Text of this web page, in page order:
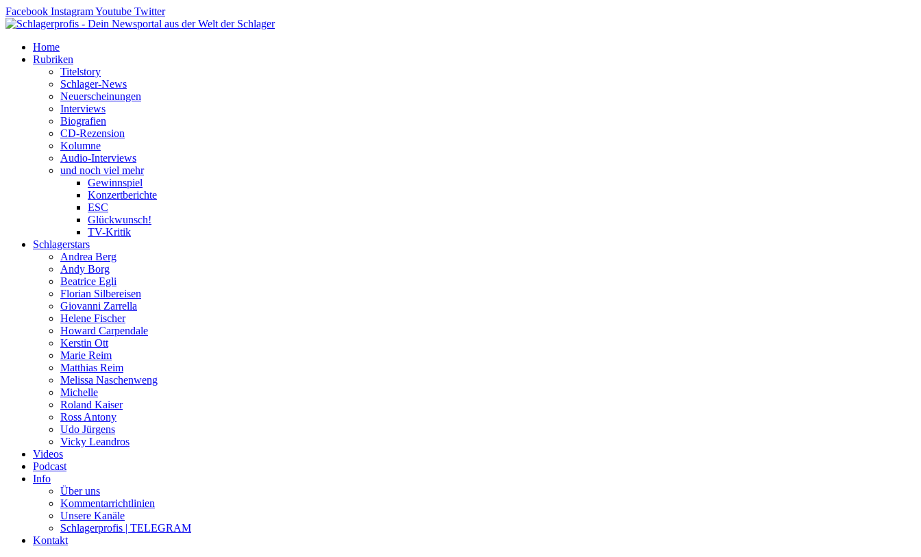
Zum
Inhalt
Facebook InstagramYoutube Twitter
Home
Rubriken
Titelstory
Schlager-News
Neuerscheinungen
Interviews
Biografien
CD-Rezension
Kolumne
Audio-Interviews
und noch viel mehr
Gewinnspiel
Konzertberichte
ESC
Glückwunsch!
TV-Kritik
Schlagerstars
Andrea Berg
Andy Borg
Beatrice Egli
Florian Silbereisen
Giovanni Zarrella
Helene Fischer
Howard Carpendale
Kerstin Ott
Marie Reim
Matthias Reim
Melissa Naschenweng
Michelle
Roland Kaiser
Ross Antony
Udo Jürgens
Vicky Leandros
Videos
Podcast
Info
Über uns
Kommentarrichtlinien
Unsere Kanäle
Schlagerprofis | TELEGRAM
Kontakt